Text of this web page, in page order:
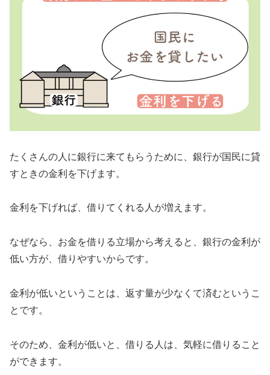
たくさんの人に銀行に来てもらうために、銀行が国民に貸
すときの金利を下げます。
金利を下げれば、借りてくれる人が増えます。
なぜなら、お金を借りる立場から考えると、銀行の金利が
低い方が、借りやすいからです。
金利が低いということは、返す量が少なくて済むというこ
とです。
そのため、金利が低いと、借りる人は、気軽に借りること
ができます。